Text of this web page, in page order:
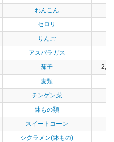
れんこん
セロリ
りんご
アスパラガス
茄子
麦類
チンゲン菜
鉢もの類
スイートコーン
シクラメン(鉢もの)